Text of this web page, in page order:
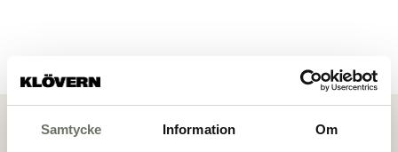
Samtycke Information Om
Visa alla bilder